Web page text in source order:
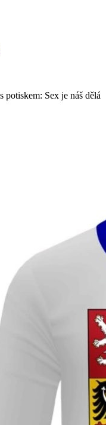
potiskem: Sex je náš dělá